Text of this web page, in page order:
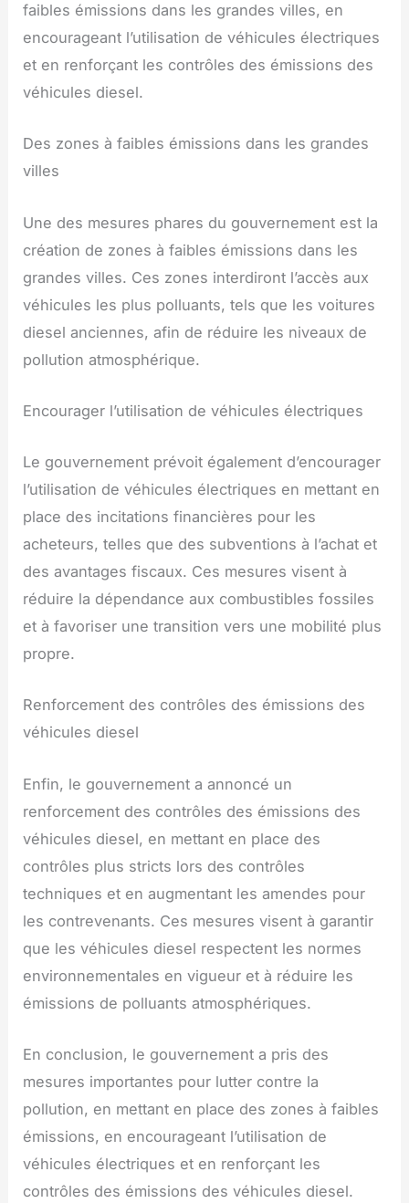
faibles émissions dans les grandes villes, en
encourageant l’utilisation de véhicules électriques
et en renforçant les contrôles des émissions des
véhicules diesel.
Des zones à faibles émissions dans les grandes
villes
Une des mesures phares du gouvernement est la
création de zones à faibles émissions dans les
grandes villes. Ces zones interdiront l’accès aux
véhicules les plus polluants, tels que les voitures
diesel anciennes, afin de réduire les niveaux de
pollution atmosphérique.
Encourager l’utilisation de véhicules électriques
Le gouvernement prévoit également d’encourager
l’utilisation de véhicules électriques en mettant en
place des incitations financières pour les
acheteurs, telles que des subventions à l’achat et
des avantages fiscaux. Ces mesures visent à
réduire la dépendance aux combustibles fossiles
et à favoriser une transition vers une mobilité plus
propre.
Renforcement des contrôles des émissions des
véhicules diesel
Enfin, le gouvernement a annoncé un
renforcement des contrôles des émissions des
véhicules diesel, en mettant en place des
contrôles plus stricts lors des contrôles
techniques et en augmentant les amendes pour
les contrevenants. Ces mesures visent à garantir
que les véhicules diesel respectent les normes
environnementales en vigueur et à réduire les
émissions de polluants atmosphériques.
En conclusion, le gouvernement a pris des
mesures importantes pour lutter contre la
pollution, en mettant en place des zones à faibles
émissions, en encourageant l’utilisation de
véhicules électriques et en renforçant les
contrôles des émissions des véhicules diesel.